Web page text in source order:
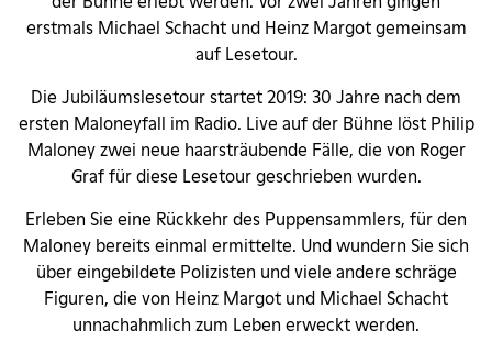
erstmals Michael Schacht und Heinz Margot gemeinsam
auf Lesetour.
Die Jubiläumslesetour startet 2019: 30 Jahre nach dem
ersten Maloneyfall im Radio. Live auf der Bühne löst Philip
Maloney zwei neue haarsträubende Fälle, die von Roger
Graf für diese Lesetour geschrieben wurden.
Erleben Sie eine Rückkehr des Puppensammlers, für den
Maloney bereits einmal ermittelte. Und wundern Sie sich
über eingebildete Polizisten und viele andere schräge
Figuren, die von Heinz Margot und Michael Schacht
unnachahmlich zum Leben erweckt werden.